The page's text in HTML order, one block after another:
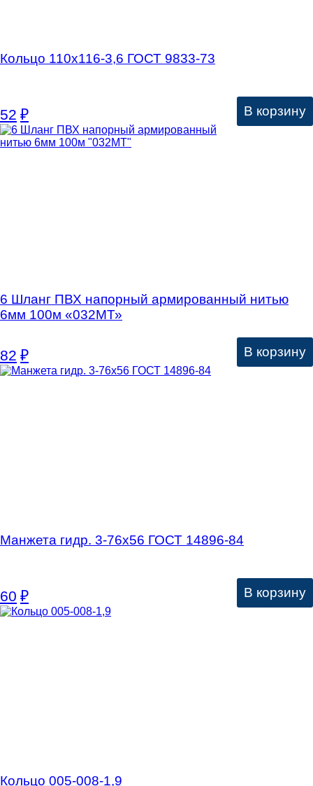
Кольцо 110х116-3,6 ГОСТ 9833-73
52 ₽ В корзину
6 Шланг ПВХ напорный армированный нитью
6мм 100м «032МТ»
82 ₽ В корзину
Манжета гидр. 3-76х56 ГОСТ 14896-84
60 ₽ В корзину
Кольцо 005-008-1,9